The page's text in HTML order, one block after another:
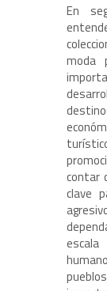
En
moda
contar
clave